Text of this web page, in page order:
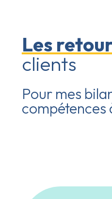
Les
clients
Pour mes
compétences